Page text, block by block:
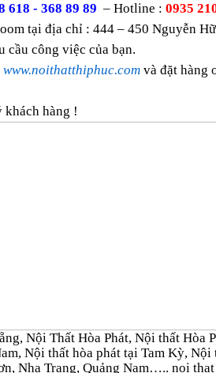
618 - 368 89 89 – Hotline : 0935
tại địa chỉ : 444 – 450 Nguyễn
cầu công việc của bạn.
www.noithatthiphuc.com và đặt hàng
khách hàng !
Nội Thất Hòa Phát, Nội thất Hòa
Nội thất hòa phát tại Tam Kỳ,
Nha Trang, Quảng Nam….. noi